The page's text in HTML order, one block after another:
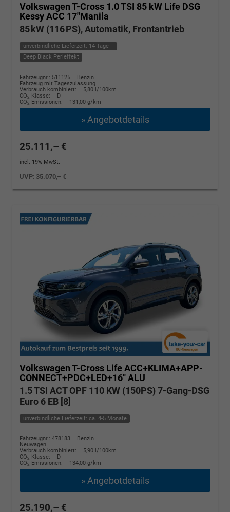
Volkswagen T-Cross 1.0 TSI 85 kW Life DSG
Kessy ACC 17"Manila
85 kW (116 PS), Automatik, Frontantrieb
unverbindliche Lieferzeit: 14 Tage
Deep Black Perleffekt
Fahrzeugnr.: 511125
Benzin
Fahrzeug mit Tageszulassung
Verbrauch kombiniert:
5,80 l/100km
CO2-Klasse:
D
CO2-Emissionen: 131,00 g/km
» Angebotdetails
25.111,– €
incl. 19% MwSt.
UVP: 35.070,– €
Volkswagen T-Cross Life ACC+KLIMA+APP-
CONNECT+PDC+LED+16'' ALU
1.5 TSI ACT OPF 110 KW (150PS) 7-Gang-DSG
Euro 6 EB [8]
unverbindliche Lieferzeit: ca. 4-5 Monate
Fahrzeugnr.: 478183
Benzin
Neuwagen
Verbrauch kombiniert:
5,90 l/100km
CO2-Klasse:
D
CO2-Emissionen: 134,00 g/km
» Angebotdetails
25.190,– €